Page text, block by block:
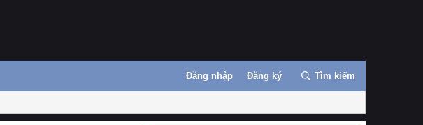
Đăng nhập Đăng ký Tìm kiếm